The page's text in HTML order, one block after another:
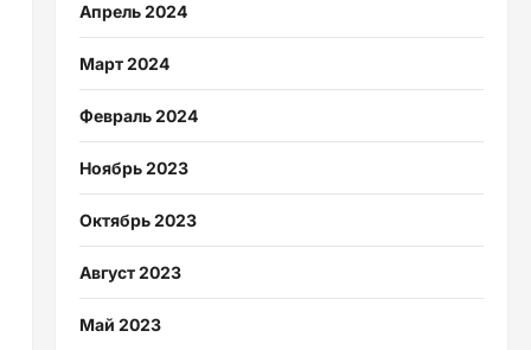
Апрель 2024
Март 2024
Февраль 2024
Ноябрь 2023
Октябрь 2023
Август 2023
Май 2023